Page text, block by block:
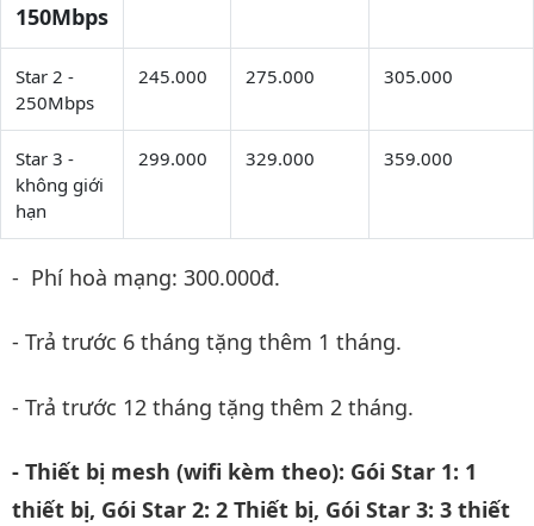
150Mbps
Star 2 -
250Mbps
245.000 275.000 305.000
Star 3 -
không giới
hạn
299.000 329.000 359.000
- Phí hoà mạng: 300.000đ.
- Trả trước 6 tháng tặng thêm 1 tháng.
- Trả trước 12 tháng tặng thêm 2 tháng.
- Thiết bị mesh (wifi kèm theo): Gói Star 1: 1
thiết bị, Gói Star 2: 2 Thiết bị, Gói Star 3: 3 thiết